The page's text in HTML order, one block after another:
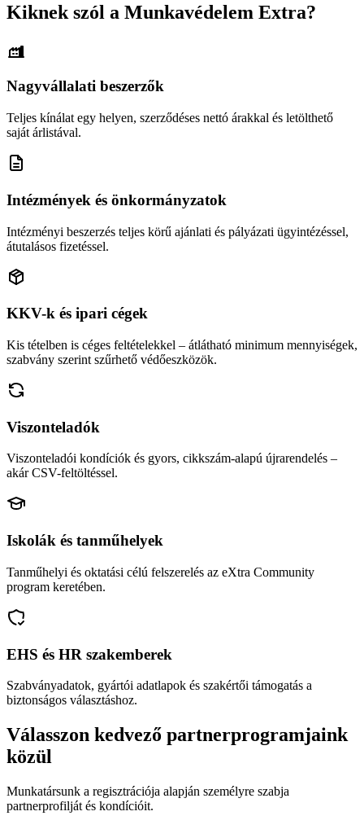
Kiknek szól a Munkavédelem Extra?
Nagyvállalati beszerzők
Teljes kínálat egy helyen, szerződéses nettó árakkal és letölthető
saját árlistával.
Intézmények és önkormányzatok
Intézményi beszerzés teljes körű ajánlati és pályázati ügyintézéssel,
átutalásos fizetéssel.
KKV-k és ipari cégek
Kis tételben is céges feltételekkel – átlátható minimum mennyiségek,
szabvány szerint szűrhető védőeszközök.
Viszonteladók
Viszonteladói kondíciók és gyors, cikkszám-alapú újrarendelés –
akár CSV-feltöltéssel.
Iskolák és tanműhelyek
Tanműhelyi és oktatási célú felszerelés az eXtra Community
program keretében.
EHS és HR szakemberek
Szabványadatok, gyártói adatlapok és szakértői támogatás a
biztonságos választáshoz.
Válasszon kedvező partnerprogramjaink
közül
Munkatársunk a regisztrációja alapján személyre szabja
partnerprofilját és kondícióit.